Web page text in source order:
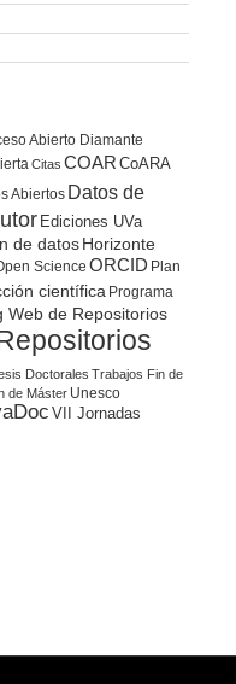
Abierto Diamante
Citas COAR CoARA
Abiertos Datos de
Ediciones UVa
de datosHorizonte
Science ORCID Plan
científica Programa
Web de Repositorios
Doctorales Trabajos Fin de
de Máster Unesco
VII Jornadas